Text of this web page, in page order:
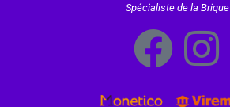
Spécialiste de la Brique